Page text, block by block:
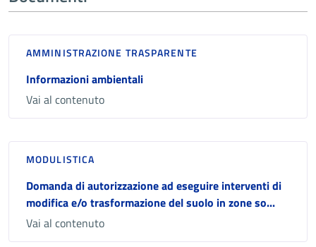
AMMINISTRAZIONE TRASPARENTE
Informazioni ambientali
Vai al contenuto
MODULISTICA
Domanda di autorizzazione ad eseguire interventi di
modifica e/o trasformazione del suolo in zone so...
Vai al contenuto